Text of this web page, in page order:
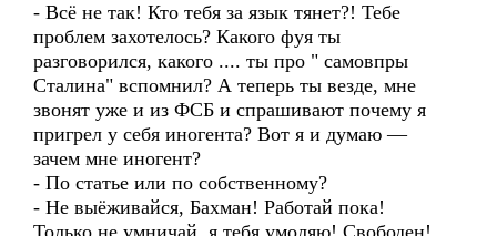
- Всё не так! Кто тебя за язык тянет?! Тебе
проблем захотелось? Какого фуя ты
разговорился, какого .... ты про " самовпры
Сталина" вспомнил? А теперь ты везде, мне
звонят уже и из ФСБ и спрашивают почему я
пригрел у себя иногента? Вот я и думаю —
зачем мне иногент?
- По статье или по собственному?
- Не выёживайся, Бахман! Работай пока!
Только не умничай, я тебя умоляю! Свободен!